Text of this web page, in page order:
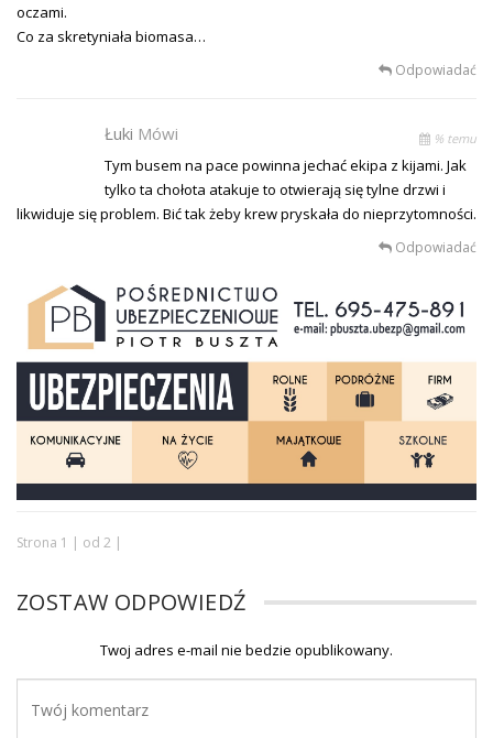
oczami.
Co za skretyniała biomasa…
Odpowiadać
Łuki Mówi % temu
Tym busem na pace powinna jechać ekipa z kijami. Jak
tylko ta chołota atakuje to otwierają się tylne drzwi i
likwiduje się problem. Bić tak żeby krew pryskała do nieprzytomności.
Odpowiadać
Strona 1 | od 2 |
ZOSTAW ODPOWIEDŹ
Twoj adres e-mail nie bedzie opublikowany.